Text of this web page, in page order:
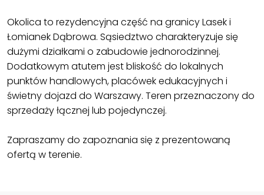
Okolica to rezydencyjna część na granicy Lasek i
Łomianek Dąbrowa. Sąsiedztwo charakteryzuje się
dużymi działkami o zabudowie jednorodzinnej.
Dodatkowym atutem jest bliskość do lokalnych
punktów handlowych, placówek edukacyjnych i
świetny dojazd do Warszawy. Teren przeznaczony do
sprzedaży łącznej lub pojedynczej.
Zapraszamy do zapoznania się z prezentowaną
ofertą w terenie.